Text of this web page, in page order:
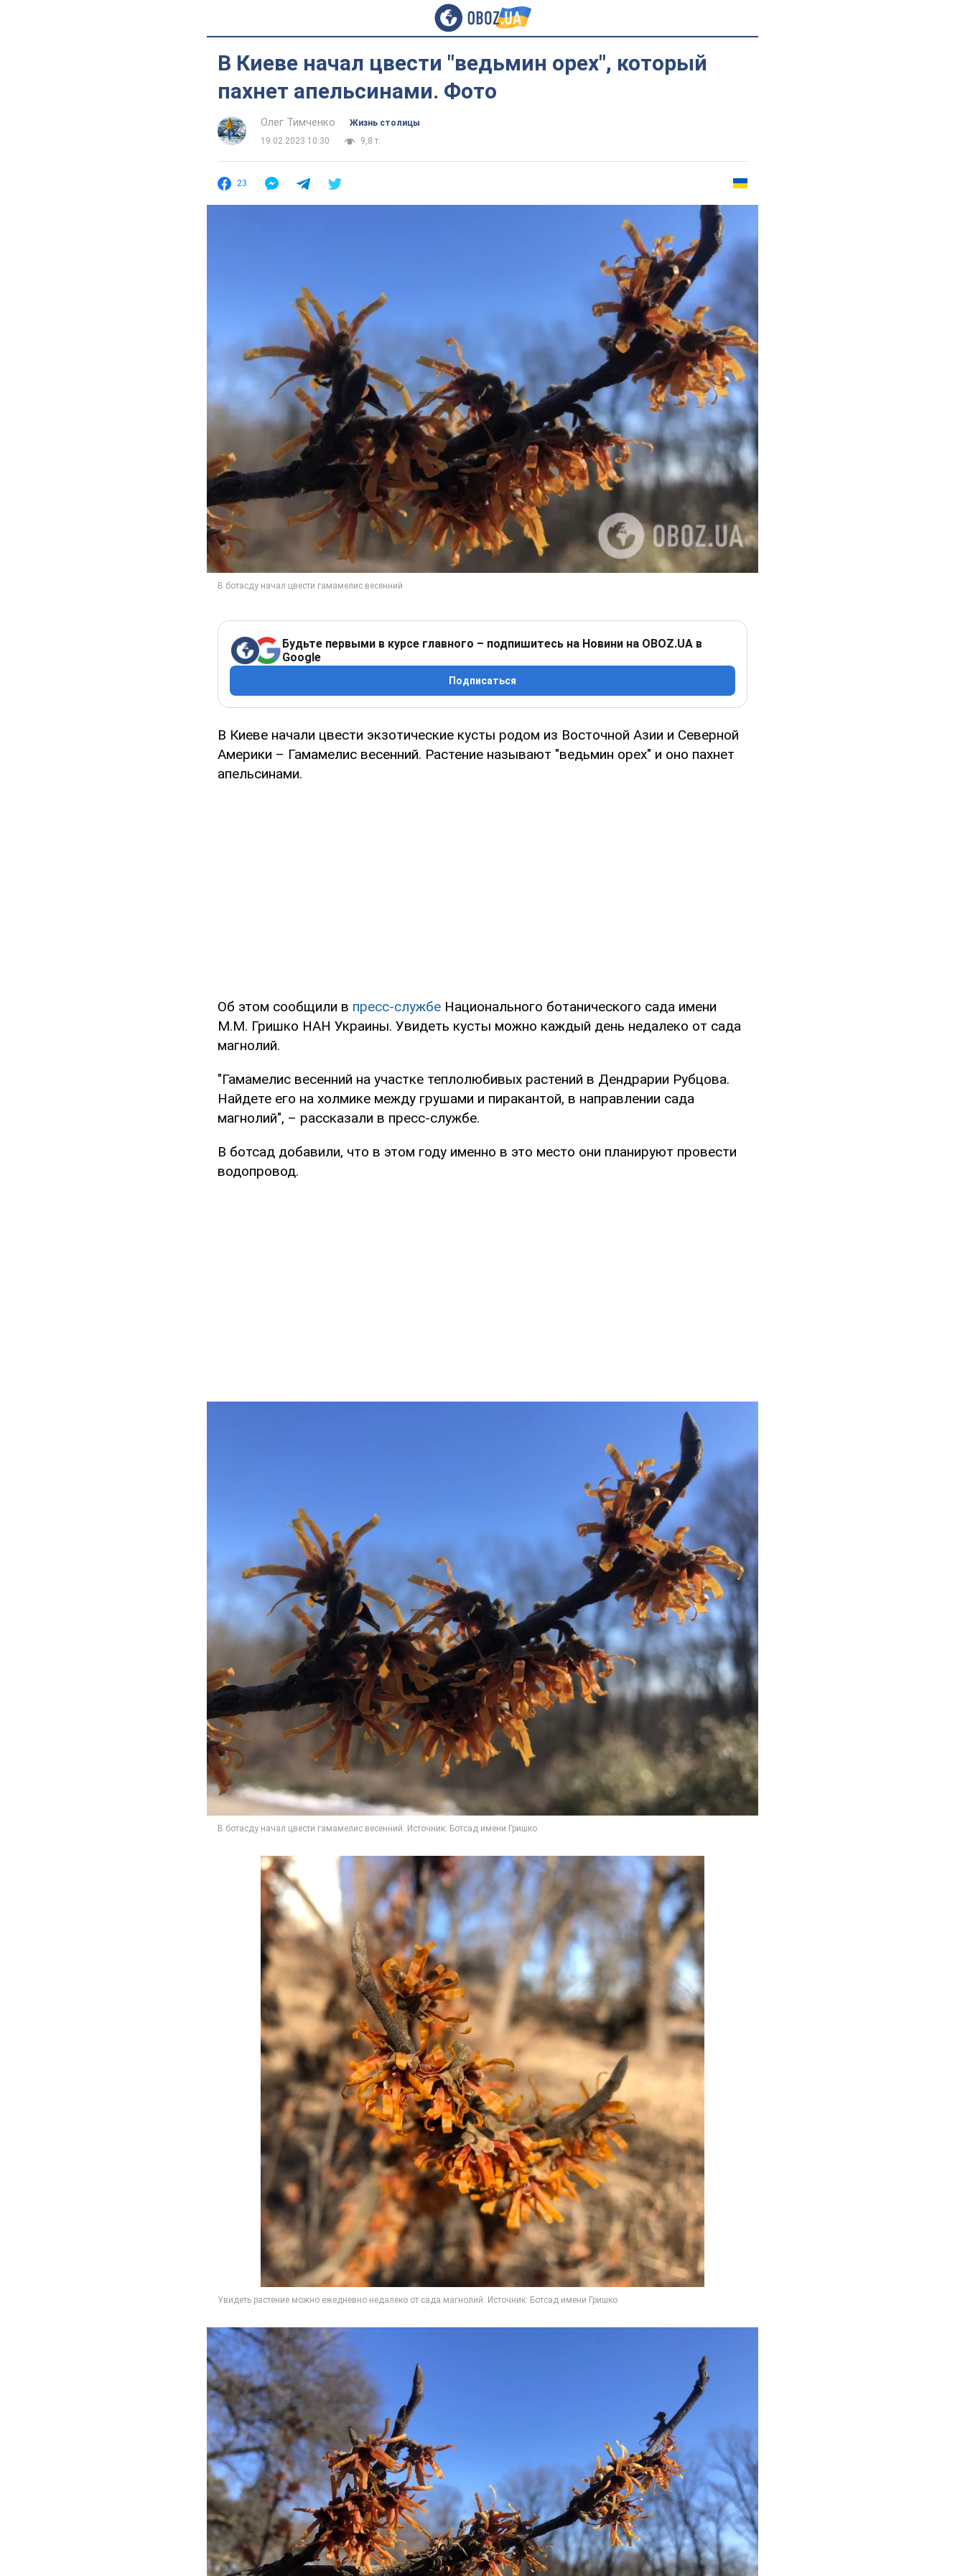
В Киеве начал цвести "ведьмин орех", который
пахнет апельсинами. Фото
Олег Тимченко
Жизнь столицы
19.02.2023 10:30
9,8 т.
23
Будьте первыми в курсе главного – подпишитесь на Новини на OBOZ.UA в
Google
Подписаться
В Киеве начали цвести экзотические кусты родом из Восточной Азии и Северной
Америки – Гамамелис весенний. Растение называют "ведьмин орех" и оно пахнет
апельсинами.
Об этом сообщили в пресс-службе Национального ботанического сада имени
М.М. Гришко НАН Украины. Увидеть кусты можно каждый день недалеко от сада
магнолий.
"Гамамелис весенний на участке теплолюбивых растений в Дендрарии Рубцова.
Найдете его на холмике между грушами и пиракантой, в направлении сада
магнолий", – рассказали в пресс-службе.
В ботсад добавили, что в этом году именно в это место они планируют провести
водопровод.